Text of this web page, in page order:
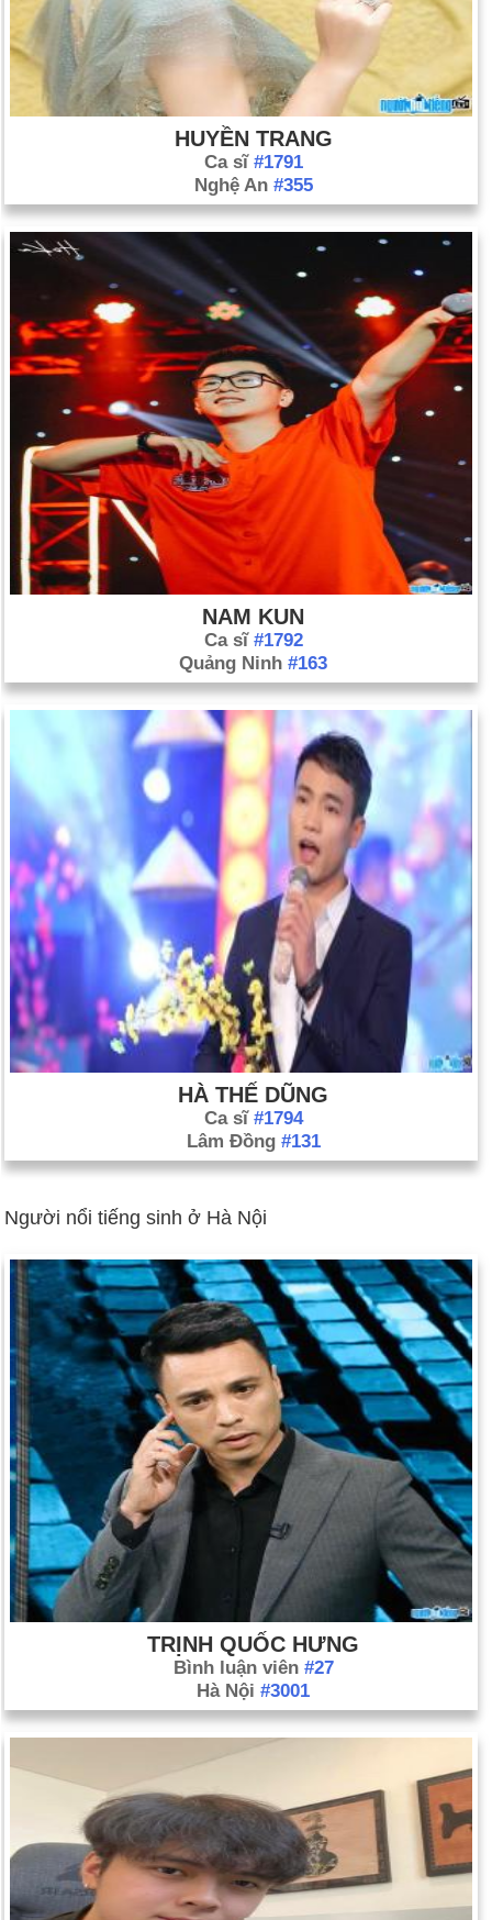
HUYỀN TRANG
Ca sĩ #1791
Nghệ An #355
NAM KUN
Ca sĩ #1792
Quảng Ninh #163
HÀ THẾ DŨNG
Ca sĩ #1794
Lâm Đồng #131
Người nổi tiếng sinh ở Hà Nội
TRỊNH QUỐC HƯNG
Bình luận viên #27
Hà Nội #3001